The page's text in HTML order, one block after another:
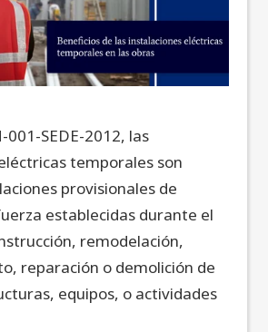
001-SEDE-2012, las
temporales son
provisionales de
establecidas durante el
remodelación,
reparación o demolición de
equipos, o actividades